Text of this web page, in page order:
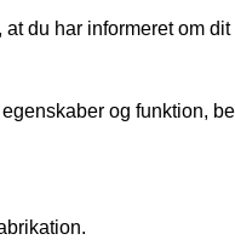
du har informeret om dit
og funktion,